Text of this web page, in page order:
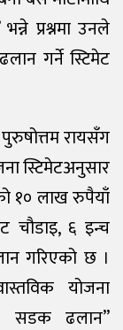
प्रश्नमा उनले
गर्ने स्टिमेट
रायसँग
स्टिमेटअनुसार
१० लाख रुपैयाँ
चौडाइ, ६ इन्च
गरिएको छ ।
योजना
सडक ढलान”